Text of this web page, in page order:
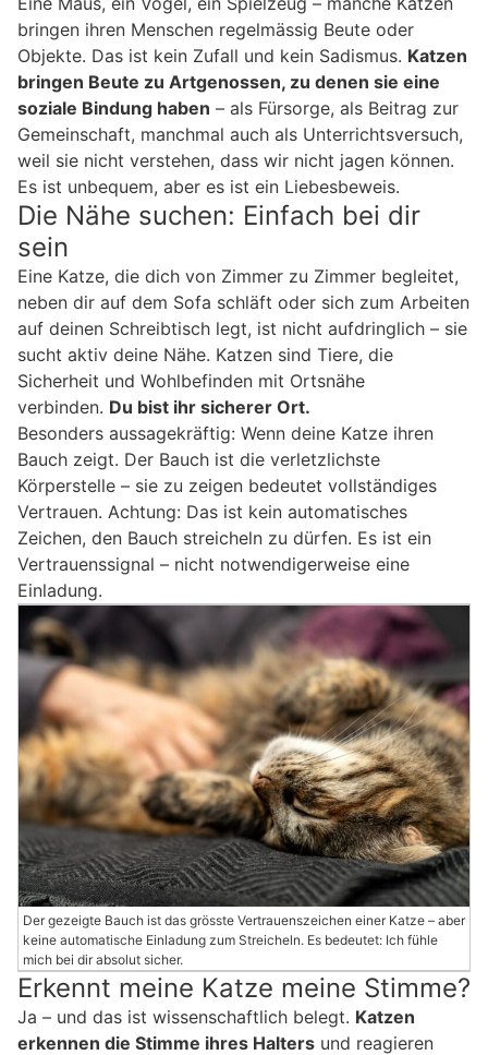
bringen ihren Menschen regelmässig Beute oder
Objekte. Das ist kein Zufall und kein Sadismus. Katzen
bringen Beute zu Artgenossen, zu denen sie eine
soziale Bindung haben – als Fürsorge, als Beitrag zur
Gemeinschaft, manchmal auch als Unterrichtsversuch,
weil sie nicht verstehen, dass wir nicht jagen können.
Es ist unbequem, aber es ist ein Liebesbeweis.
Die Nähe suchen: Einfach bei dir
sein
Eine Katze, die dich von Zimmer zu Zimmer begleitet,
neben dir auf dem Sofa schläft oder sich zum Arbeiten
auf deinen Schreibtisch legt, ist nicht aufdringlich – sie
sucht aktiv deine Nähe. Katzen sind Tiere, die
Sicherheit und Wohlbefinden mit Ortsnähe
verbinden. Du bist ihr sicherer Ort.
Besonders aussagekräftig: Wenn deine Katze ihren
Bauch zeigt. Der Bauch ist die verletzlichste
Körperstelle – sie zu zeigen bedeutet vollständiges
Vertrauen. Achtung: Das ist kein automatisches
Zeichen, den Bauch streicheln zu dürfen. Es ist ein
Vertrauenssignal – nicht notwendigerweise eine
Einladung.
Der gezeigte Bauch ist das grösste Vertrauenszeichen einer Katze – aber
keine automatische Einladung zum Streicheln. Es bedeutet: Ich fühle
mich bei dir absolut sicher.
Erkennt meine Katze meine Stimme?
Ja – und das ist wissenschaftlich belegt. Katzen
erkennen die Stimme ihres Halters und reagieren